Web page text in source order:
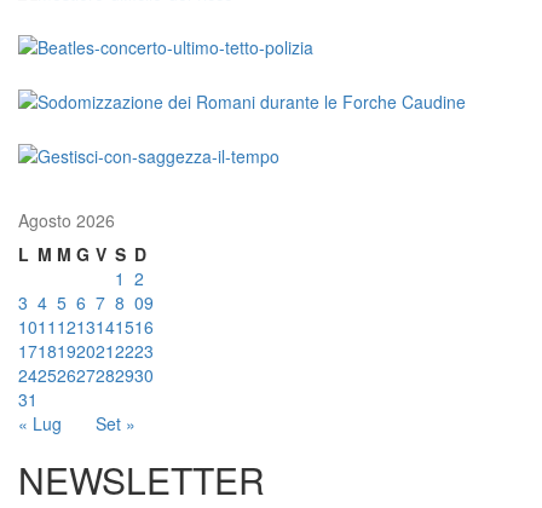
Agosto 2026
L M M G V S D
« Lug Set »
1 2
3 4 5 6 7 8 09
1011 1213141516
17181920212223
24252627282930
31
NEWSLETTER